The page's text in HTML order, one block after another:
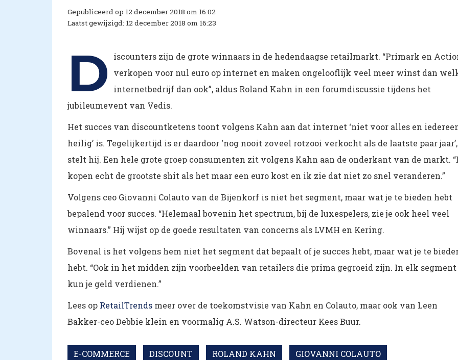
Gepubliceerd op 12 december 2018 om 16:02
Laatst gewijzigd: 12 december 2018 om 16:23
D
iscounters zijn de grote winnaars in de hedendaagse retailmarkt. “Primark en
verkopen voor nul euro op internet en maken ongelooflijk veel meer winst dan
internetbedrijf dan ook”, aldus Roland Kahn in een forumdiscussie tijdens het
jubileumevent van Vedis.
Het succes van discountketens toont volgens Kahn aan dat internet ‘niet voor alles en
heilig’ is. Tegelijkertijd is er daardoor ‘nog nooit zoveel rotzooi verkocht als de laatste paar jaar’,
stelt hij. Een hele grote groep consumenten zit volgens Kahn aan de onderkant van de markt.
kopen echt de grootste shit als het maar een euro kost en ik zie dat niet zo snel veranderen.”
Volgens ceo Giovanni Colauto van de Bijenkorf is niet het segment, maar wat je te bieden hebt
bepalend voor succes. “Helemaal bovenin het spectrum, bij de luxespelers, zie je ook heel veel
winnaars.” Hij wijst op de goede resultaten van concerns als LVMH en Kering.
Bovenal is het volgens hem niet het segment dat bepaalt of je succes hebt, maar wat je te
hebt. “Ook in het midden zijn voorbeelden van retailers die prima gegroeid zijn. In elk segment
kun je geld verdienen.”
Lees op RetailTrends meer over de toekomstvisie van Kahn en Colauto, maar ook van Leen
Bakker-ceo Debbie klein en voormalig A.S. Watson-directeur Kees Buur.
E-COMMERCE DISCOUNT ROLAND KAHN GIOVANNI COLAUTO